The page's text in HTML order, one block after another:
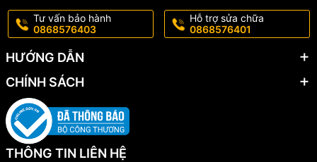
Tư vấn bảo hành
0868576403
Hỗ trợ sửa chữa
0868576401
HƯỚNG DẪN
CHÍNH SÁCH
THÔNG TIN LIÊN HỆ